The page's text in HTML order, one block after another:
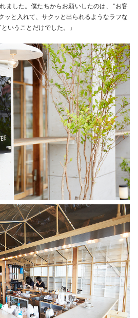
ました。僕たちからお願いしたのは、“お客
ッと入れて、サクッと出られるようなラフな
いうことだけでした。」